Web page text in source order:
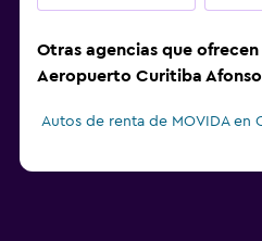
Otras agencias que
Aeropuerto Curitiba Afonso
Autos de renta de MOVIDA en